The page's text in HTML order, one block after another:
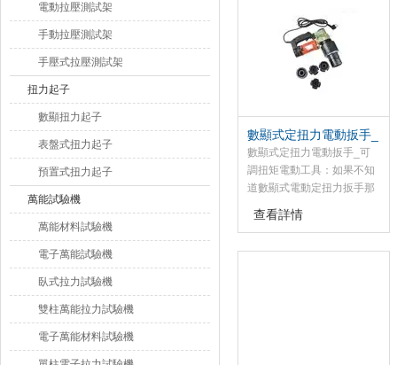
電動拉壓測試架
手動拉壓測試架
手壓式拉壓測試架
扭力起子
數顯扭力起子
表盤式扭力起子
預置式扭力起子
萬能試驗機
萬能材料試驗機
電子萬能試驗機
臥式拉力試驗機
雙柱萬能拉力試驗機
電子萬能材料試驗機
數顯式定扭力電動扳手_
可調扭矩電動工具
數顯式定扭力電動扳手_可
調扭矩電動工具：如果不知
道數顯式電動定扭力扳手那
個牌子好的用戶，可以來看
看上海恒剛牌電動扭力扳
查看詳情